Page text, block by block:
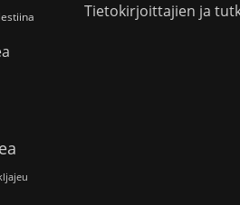
Tietokirjoittajien ja